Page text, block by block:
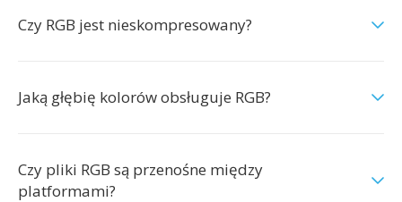
Czy RGB jest nieskompresowany?
Jaką głębię kolorów obsługuje RGB?
Czy pliki RGB są przenośne między
platformami?